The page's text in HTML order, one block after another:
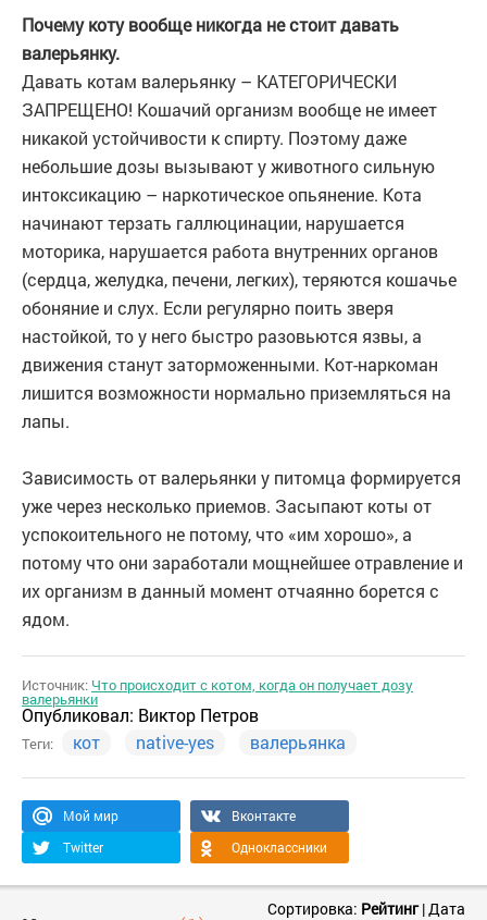
Почему коту вообще никогда не стоит давать
валерьянку.
Давать котам валерьянку – КАТЕГОРИЧЕСКИ
ЗАПРЕЩЕНО! Кошачий организм вообще не имеет
никакой устойчивости к спирту. Поэтому даже
небольшие дозы вызывают у животного сильную
интоксикацию – наркотическое опьянение. Кота
начинают терзать галлюцинации, нарушается
моторика, нарушается работа внутренних органов
(сердца, желудка, печени, легких), теряются кошачье
обоняние и слух. Если регулярно поить зверя
настойкой, то у него быстро разовьются язвы, а
движения станут заторможенными. Кот-наркоман
лишится возможности нормально приземляться на
лапы.
Зависимость от валерьянки у питомца формируется
уже через несколько приемов. Засыпают коты от
успокоительного не потому, что «им хорошо», а
потому что они заработали мощнейшее отравление и
их организм в данный момент отчаянно борется с
ядом.
Источник: Что происходит с котом, когда он получает дозу
валерьянки
Опубликовал: Виктор Петров
Теги: кот native-yes валерьянка
Мой мир
Вконтакте
Twitter
Одноклассники
Сортировка: Рейтинг|Дата